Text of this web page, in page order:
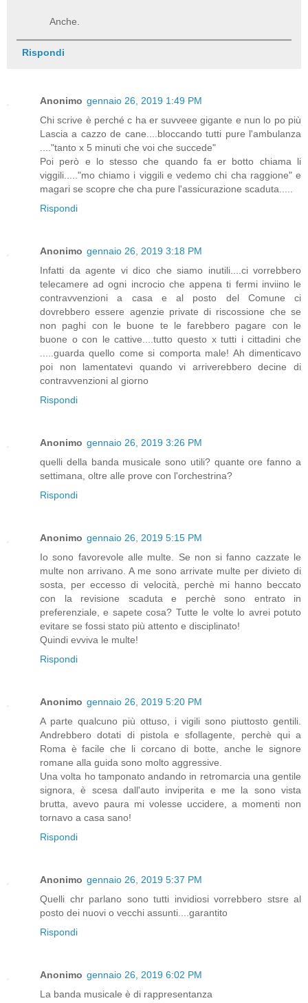
Anche.
Rispondi
Anonimo gennaio 26, 2019 1:49 PM
Chi scrive è perché c ha er suvveee gigante e nun lo po più
Lascia a cazzo de cane....bloccando tutti pure l'ambulanza
...."tanto x 5 minuti che voi che succede"
Poi però e lo stesso che quando fa er botto chiama li
viggili....."mo chiamo i viggili e vedemo chi cha raggione" e
magari se scopre che cha pure l'assicurazione scaduta.....
Rispondi
Anonimo gennaio 26, 2019 3:18 PM
Infatti da agente vi dico che siamo inutili....ci vorrebbero
telecamere ad ogni incrocio che appena ti fermi inviino le
contravvenzioni a casa e al posto del Comune ci
dovrebbero essere agenzie private di riscossione che se
non paghi con le buone te le farebbero pagare con le
buone o con le cattive....tutto questo x tutti i cittadini che
.....guarda quello come si comporta male! Ah dimenticavo
poi non lamentatevi quando vi arriverebbero decine di
contravvenzioni al giorno
Rispondi
Anonimo gennaio 26, 2019 3:26 PM
quelli della banda musicale sono utili? quante ore fanno a
settimana, oltre alle prove con l'orchestrina?
Rispondi
Anonimo gennaio 26, 2019 5:15 PM
Io sono favorevole alle multe. Se non si fanno cazzate le
multe non arrivano. A me sono arrivate multe per divieto di
sosta, per eccesso di velocità, perchè mi hanno beccato
con la revisione scaduta e perchè sono entrato in
preferenziale, e sapete cosa? Tutte le volte lo avrei potuto
evitare se fossi stato più attento e disciplinato!
Quindi evviva le multe!
Rispondi
Anonimo gennaio 26, 2019 5:20 PM
A parte qualcuno più ottuso, i vigili sono piuttosto gentili.
Andrebbero dotati di pistola e sfollagente, perchè qui a
Roma è facile che li corcano di botte, anche le signore
romane alla guida sono molto aggressive.
Una volta ho tamponato andando in retromarcia una gentile
signora, è scesa dall'auto inviperita e me la sono vista
brutta, avevo paura mi volesse uccidere, a momenti non
tornavo a casa sano!
Rispondi
Anonimo gennaio 26, 2019 5:37 PM
Quelli chr parlano sono tutti invidiosi vorrebbero stsre al
posto dei nuovi o vecchi assunti....garantito
Rispondi
Anonimo gennaio 26, 2019 6:02 PM
La banda musicale è di rappresentanza